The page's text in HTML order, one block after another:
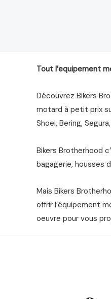
Tout l’equipement
Découvrez Bikers
motard à petit prix
Shoei, Bering,
Bikers Brotherhood
bagagerie, housses
Mais Bikers
offrir l’équipement
oeuvre pour vous